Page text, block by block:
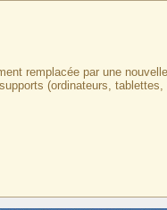
remplacée par une
(ordinateurs,